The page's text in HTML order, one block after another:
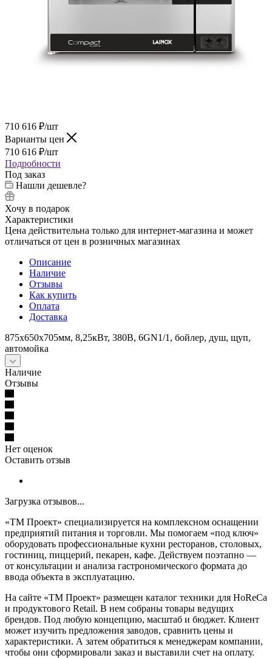
710 616 ₽/шт
Варианты цен
710 616 ₽/шт
Подробности
Под заказ
Нашли дешевле?
Хочу в подарок
Характеристики
Цена действительна только для интернет-магазина и может
отличаться от цен в розничных магазинах
Описание
Наличие
Отзывы
Как купить
Оплата
Доставка
875х650х705мм, 8,25кВт, 380В, 6GN1/1, бойлер, душ, щуп,
автомойка
Наличие
Отзывы
Нет оценок
Оставить отзыв
Загрузка отзывов...
«ТМ Проект» специализируется на комплексном оснащении
предприятий питания и торговли. Мы помогаем «под ключ»
оборудовать профессиональные кухни ресторанов, столовых,
гостиниц, пиццерий, пекарен, кафе. Действуем поэтапно —
от консультации и анализа гастрономического формата до
ввода объекта в эксплуатацию.
На сайте «ТМ Проект» размещен каталог техники для HoReCa
и продуктового Retail. В нем собраны товары ведущих
брендов. Под любую концепцию, масштаб и бюджет. Клиент
может изучить предложения заводов, сравнить цены и
характеристики. А затем обратиться к менеджерам компании,
чтобы они сформировали заказ и выставили счет на оплату.